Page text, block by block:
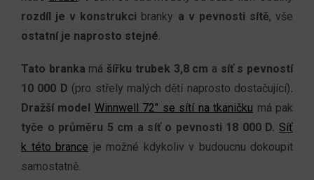
rozdíl je v konstrukci branky a v pevnosti sítě, vše
ostatní je naprosto stejné.
Tato branka má šířku trubek 3,8cm a síť s pevností
10 000 D (pro střely malých dětí naprosto dostačující).
Dražší model Winnwell 72" se sítí na tkaničku má pak
tyče o průměru 5 cm a síť o pevnosti 18 000 D. Síť
k této brance je možné kdykoliv v budoucnu dokoupit
samostatně.